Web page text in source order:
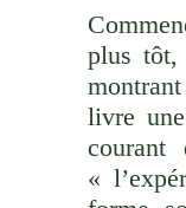
plus tôt,
livre
«